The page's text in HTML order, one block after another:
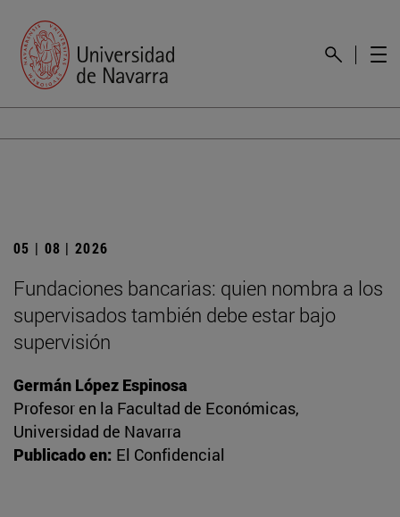
05 | 08 | 2026
Fundaciones bancarias: quien nombra a los
supervisados también debe estar bajo
supervisión
Germán López Espinosa
Profesor en la Facultad de Económicas,
Universidad de Navarra
Publicado en: El Confidencial